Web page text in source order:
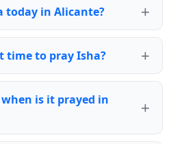
today in Alicante?
time to pray Isha?
is it prayed in